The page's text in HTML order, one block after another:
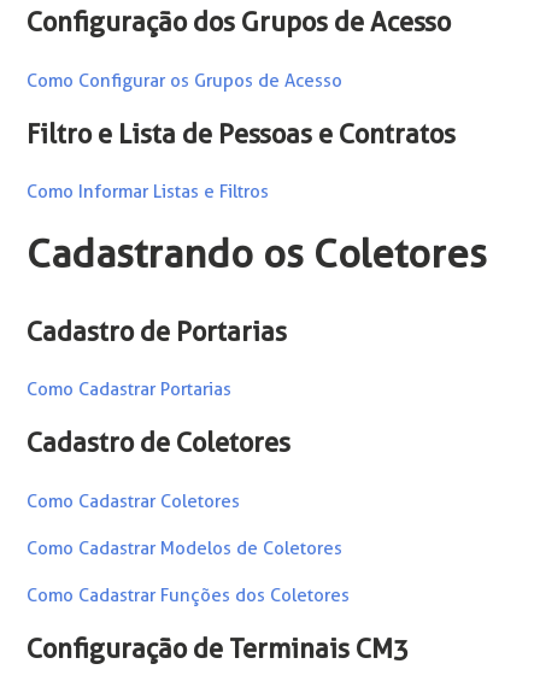
Configuração dos Grupos de Acesso
Como Configurar os Grupos de Acesso
Filtro e Lista de Pessoas e Contratos
Como Informar Listas e Filtros
Cadastrando os Coletores
Cadastro de Portarias
Como Cadastrar Portarias
Cadastro de Coletores
Como Cadastrar Coletores
Como Cadastrar Modelos de Coletores
Como Cadastrar Funções dos Coletores
Configuração de Terminais CM3